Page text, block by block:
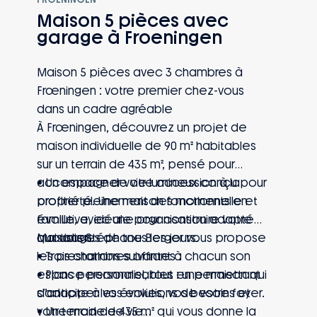
• Une maison pensée pour un premier
projet immobilier durable, avec des
au quotidien.
Maison 5 pièces avec
garage à Froeningen
Maison 5 pièces avec 3 chambres à
Frœningen : votre premier chez-vous
dans un cadre agréable
À Frœningen, découvrez un projet de
maison individuelle de 90 m² habitables
sur un terrain de 435 m², pensé pour
accompagner votre accession à la
propriété. Une maison fonctionnelle et
évolutive, idéale pour construire votre
quotidien.
• Un espace de vie lumineux conçu pour
profiter pleinement des moments en
famille, avec une organisation adaptée
aux usages de tous les jours.
• Trois chambres offrant à chacun son
espace personnel, tout en permettant
d’anticiper les évolutions de votre foyer.
• Un terrain de 435 m² qui vous donne la
Maisons Stéphane Berger vous propose
les prestations suivantes :
• Plans personnalisables : une maison qui
s’adapte à vos envies, vos besoins et
votre mode de vie